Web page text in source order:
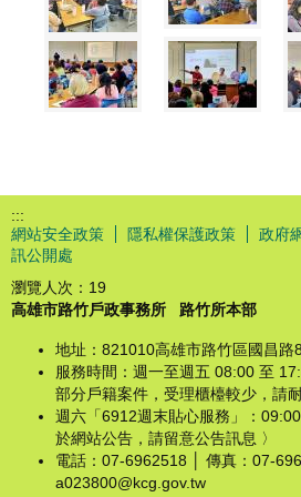
:::
網站安全政策
隱私權保護政策 政府
訊公開處
瀏覽人次： 19
高雄市路竹戶政事務所
路竹所本部
地址：821010高雄市路竹區國昌路
服務時間：週一至週五 08:00 至
部分戶籍案件，受理櫃檯較少，請
週六「6912週末貼心服務」：
於網站公告，請留意公告訊息 〉
電話：07-6962518 │ 傳真：07-
a023800@kcg.gov.tw